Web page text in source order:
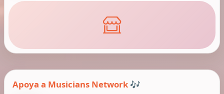
Apoya a Musicians Network 🎶